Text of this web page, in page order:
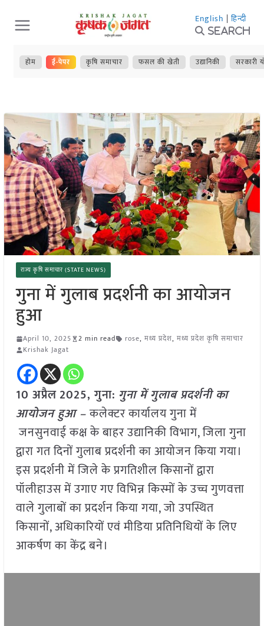
Skip
to
content
English | हिन्दी
Search
होम ई-पेपर कृषि समाचार फसल की खेती उद्यानिकी सरकारी
राज्य कृषि समाचार (STATE NEWS)
गुना में गुलाब प्रदर्शनी का आयोजन
हुआ
April 10, 2025 2 min read rose, मध्य प्रदेश, मध्य प्रदेश कृषि समाचार
Krishak Jagat
10 अप्रैल2025,गुना: गुना में गुलाब प्रदर्शनी का
आयोजन हुआ –कलेक्टर कार्यालय गुना में
जनसुनवाई कक्ष के बाहर उद्यानिकी विभाग, जिला गुना
द्वारा गत दिनों गुलाब प्रदर्शनी का आयोजन किया गया।
इस प्रदर्शनी में जिले के प्रगतिशील किसानों द्वारा
पॉलीहाउस में उगाए गए विभिन्न किस्मों के उच्च गुणवत्ता
वाले गुलाबों का प्रदर्शन किया गया, जो उपस्थित
किसानों, अधिकारियों एवं मीडिया प्रतिनिधियों के लिए
आकर्षण का केंद्र बने।